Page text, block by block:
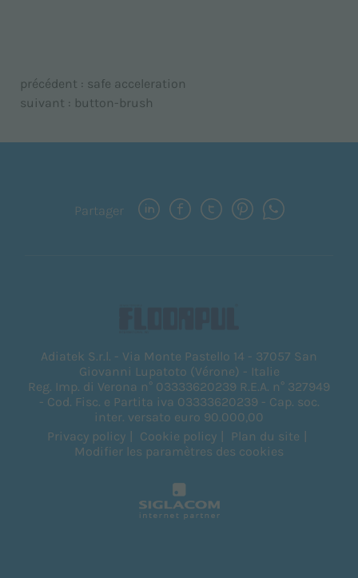
précédent : safe acceleration
suivant : button-brush
Partager
Adiatek S.r.l. - Via Monte Pastello 14 - 37057 San
Giovanni Lupatoto (Vérone) - Italie
Reg. Imp. di Verona n° 03333620239 R.E.A. n° 327949
- Cod. Fisc. e Partita iva 03333620239 - Cap. soc.
inter. versato euro 90.000,00
Privacy policy
Cookie policy
Plan du site
Modifier les paramètres des cookies